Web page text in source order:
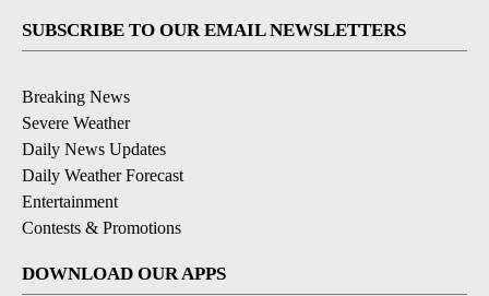
SUBSCRIBE TO OUR EMAIL NEWSLETTERS
Breaking News
Severe Weather
Daily News Updates
Daily Weather Forecast
Entertainment
Contests & Promotions
DOWNLOAD OUR APPS